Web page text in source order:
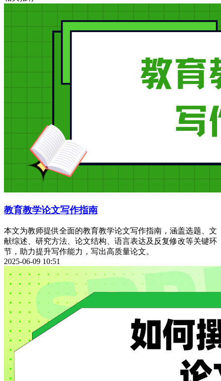
教育教学论文写作指南
本文为教师提供全面的教育教学论文写作指南，涵盖选题、文
献综述、研究方法、论文结构、语言表达及反复修改等关键环
节，助力提升写作能力，写出高质量论文。
2025-06-09 10:51